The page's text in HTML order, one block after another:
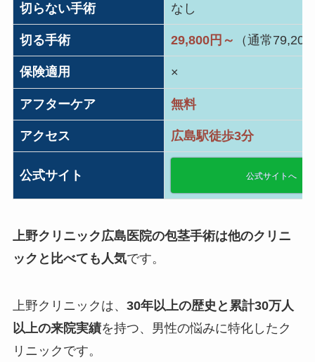
切らない手術 なし
切る手術 29,800円～ （通常
保険適用 ×
アフターケア 無料
アクセス 広島駅徒歩3分
公式サイト 公式サイトへ
上野クリニック広島医院の包茎手術は他のクリニ
ックと比べても人気です。
上野クリニックは、 30年以上の歴史と累計30万人
以上の来院実績を持つ、男性の悩みに特化したク
リニックです。